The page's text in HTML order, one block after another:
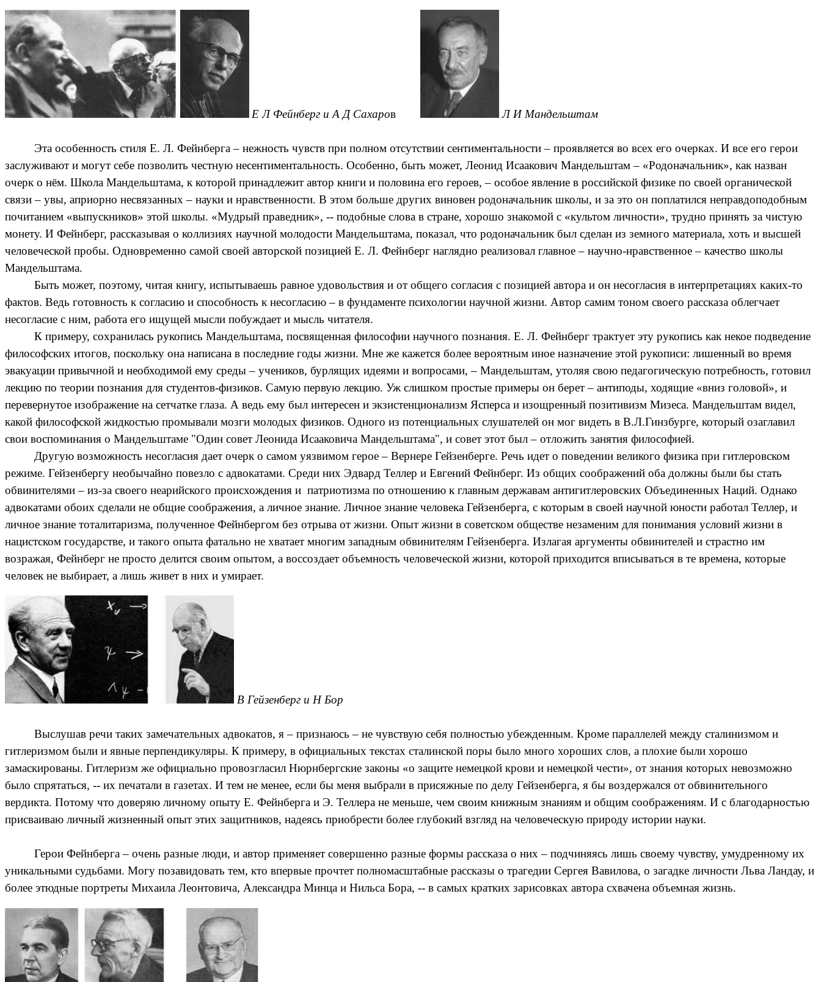
Е Л Фейнберг и А Д Сахаров Л И Мандельштам
Эта особенность стиля Е. Л. Фейнберга – нежность чувств при полном отсутствии сентиментальности – проявляется во всех его очерках. И все его герои
заслуживают и могут себе позволить честную несентиментальность. Особенно, быть может, Леонид Исаакович Мандельштам – «Родоначальник», как назван
очерк о нём. Школа Мандельштама, к которой принадлежит автор книги и половина его героев, – особое явление в российской физике по своей органической
связи – увы, априорно несвязанных – науки и нравственности. В этом больше других виновен родоначальник школы, и за это он поплатился неправдоподобным
почитанием «выпускников» этой школы. «Мудрый праведник», -- подобные слова в стране, хорошо знакомой с «культом личности», трудно принять за чистую
монету. И Фейнберг, рассказывая о коллизиях научной молодости Мандельштама, показал, что родоначальник был сделан из земного материала, хоть и высшей
человеческой пробы. Одновременно самой своей авторской позицией Е. Л. Фейнберг наглядно реализовал главное – научно-нравственное – качество школы
Мандельштама.
Быть может, поэтому, читая книгу, испытываешь равное удовольствия и от общего согласия с позицией автора и он несогласия в интерпретациях каких-то
фактов. Ведь готовность к согласию и способность к несогласию – в фундаменте психологии научной жизни. Автор самим тоном своего рассказа облегчает
несогласие с ним, работа его ищущей мысли побуждает и мысль читателя.
К примеру, сохранилась рукопись Мандельштама, посвященная философии научного познания. Е. Л. Фейнберг трактует эту рукопись как некое подведение
философских итогов, поскольку она написана в последние годы жизни. Мне же кажется более вероятным иное назначение этой рукописи: лишенный во время
эвакуации привычной и необходимой ему среды – учеников, бурлящих идеями и вопросами, – Мандельштам, утоляя свою педагогическую потребность, готовил
лекцию по теории познания для студентов-физиков. Самую первую лекцию. Уж слишком простые примеры он берет – антиподы, ходящие «вниз головой», и
перевернутое изображение на сетчатке глаза. А ведь ему был интересен и экзистенционализм Ясперса и изощренный позитивизм Мизеса. Мандельштам видел,
какой философской жидкостью промывали мозги молодых физиков. Одного из потенциальных слушателей он мог видеть в В.Л.Гинзбурге, который озаглавил
свои воспоминания о Мандельштаме "Один совет Леонида Исааковича Мандельштама", и совет этот был – отложить занятия философией.
Другую возможность несогласия дает очерк о самом уязвимом герое – Вернере Гейзенберге. Речь идет о поведении великого физика при гитлеровском
режиме. Гейзенбергу необычайно повезло с адвокатами. Среди них Эдвард Теллер и Евгений Фейнберг. Из общих соображений оба должны были бы стать
обвинителями – из-за своего неарийского происхождения и патриотизма по отношению к главным державам антигитлеровских Объединенных Наций. Однако
адвокатами обоих сделали не общие соображения, а личное знание. Личное знание человека Гейзенберга, с которым в своей научной юности работал Теллер, и
личное знание тоталитаризма, полученное Фейнбергом без отрыва от жизни. Опыт жизни в советском обществе незаменим для понимания условий жизни в
нацистском государстве, и такого опыта фатально не хватает многим западным обвинителям Гейзенберга. Излагая аргументы обвинителей и страстно им
возражая, Фейнберг не просто делится своим опытом, а воссоздает объемность человеческой жизни, которой приходится вписываться в те времена, которые
человек не выбирает, а лишь живет в них и умирает.
В Гейзенберг и Н Бор
Выслушав речи таких замечательных адвокатов, я – признаюсь – не чувствую себя полностью убежденным. Кроме параллелей между сталинизмом и
гитлеризмом были и явные перпендикуляры. К примеру, в официальных текстах сталинской поры было много хороших слов, а плохие были хорошо
замаскированы. Гитлеризм же официально провозгласил Нюрнбергские законы «о защите немецкой крови и немецкой чести», от знания которых невозможно
было спрятаться, -- их печатали в газетах. И тем не менее, если бы меня выбрали в присяжные по делу Гейзенберга, я бы воздержался от обвинительного
вердикта. Потому что доверяю личному опыту Е. Фейнберга и Э. Теллера не меньше, чем своим книжным знаниям и общим соображениям. И с благодарностью
присваиваю личный жизненный опыт этих защитников, надеясь приобрести более глубокий взгляд на человеческую природу истории науки.
Герои Фейнберга – очень разные люди, и автор применяет совершенно разные формы рассказа о них – подчиняясь лишь своему чувству, умудренному их
уникальными судьбами. Могу позавидовать тем, кто впервые прочтет полномасштабные рассказы о трагедии Сергея Вавилова, о загадке личности Льва Ландау, и
более этюдные портреты Михаила Леонтовича, Александра Минца и Нильса Бора, -- в самых кратких зарисовках автора схвачена объемная жизнь.